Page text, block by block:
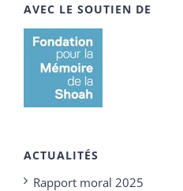
AVEC LE SOUTIEN DE
ACTUALITÉS
Rapport moral 2025